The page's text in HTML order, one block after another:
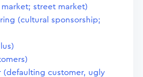
market; street market)
(cultural sponsorship;
(defaulting customer, ugly